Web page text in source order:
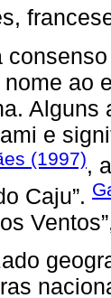
ao
Alguns
e
(1997),
Caju”.